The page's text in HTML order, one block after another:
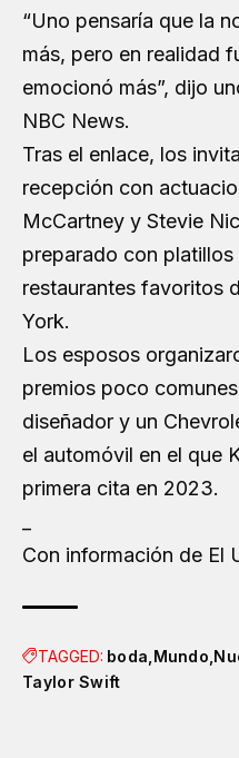
“Uno pensaría que la
más, pero en realidad
emocionó más”, dijo
NBC News.
Tras el enlace, los
recepción con
McCartney y Stevie
preparado con
restaurantes favoritos
York.
Los esposos
premios poco
diseñador y un
el automóvil en el que
primera cita en 2023.
Con información de El
TAGGED: boda Mundo
Taylor Swift